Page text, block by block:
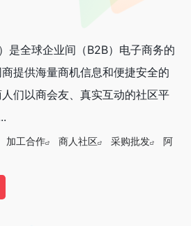
是全球企业间（B2B）电子商务的
提供海量商机信息和便捷安全的
们以商会友、真实互动的社区平
加工合作 商人社区 采购批发
阿